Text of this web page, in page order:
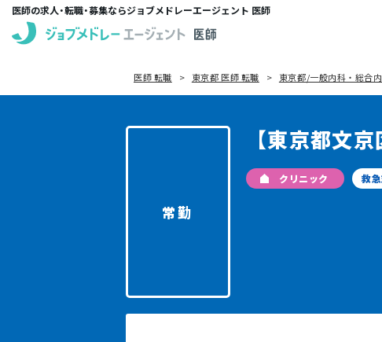
医師の求人・転職・募集ならジョブメドレーエージェント 医師
医師 転職 東京都 医師 転職 東京都/一般内科・総合
常勤
【東京都文
クリニック 救